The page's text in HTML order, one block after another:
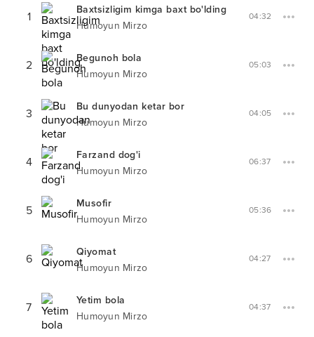
1
Baxtsizligim kimga baxt bo'lding
Humoyun Mirzo
04:32
2
Begunoh bola
Humoyun Mirzo
05:03
3
Bu dunyodan ketar bor
Humoyun Mirzo
04:05
4
Farzand dog'i
Humoyun Mirzo
06:37
5
Musofir
Humoyun Mirzo
05:36
6
Qiyomat
Humoyun Mirzo
04:27
7
Yetim bola
Humoyun Mirzo
04:37